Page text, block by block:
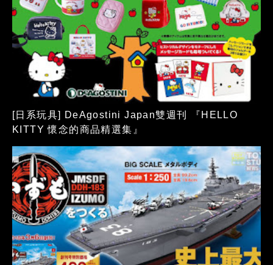
[日系玩具] DeAgostini Japan雙週刊 『HELLO
KITTY 懷念的商品精選集』